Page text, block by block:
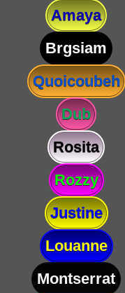
Amaya
Brgsiam
Quoicoubeh
Dub
Rosita
Rozzy
Justine
Louanne
Montserrat